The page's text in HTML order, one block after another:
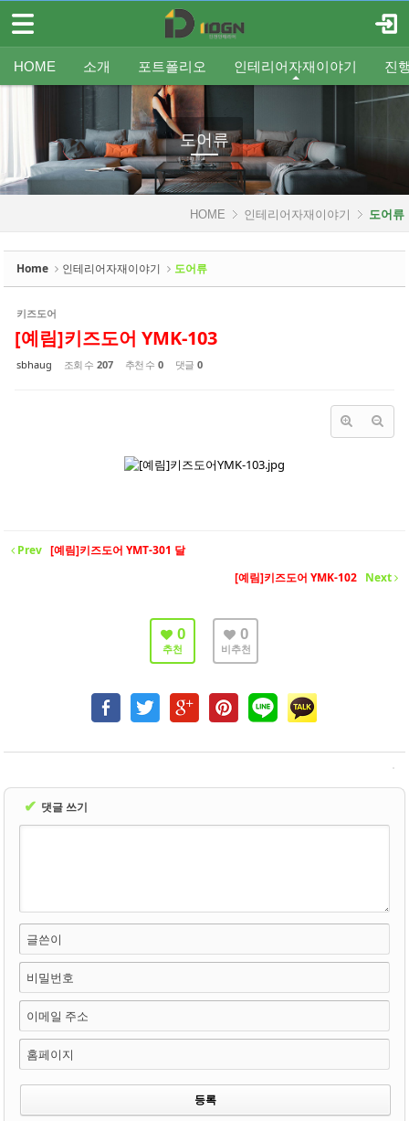
HOME 소개 포트폴리오 인테리어자재이야기 진
조직도 오시는 길
평형별샷시 기타공사
욕실 타일 바닥재 벽지
무료출장견적 인테리어셀프자동견적
Q&A FAQ
도어류
HOME 인테리어자재이야기 도어류
Home 인테리어자재이야기 도어류
키즈도어
[예림]키즈도어 YMK-103
sbhaug 조회 수 207 추천 수 0 댓글 0
Prev [예림]키즈도어 YMT-301 달
[예림]키즈도어 YMK-102
Next
0
추천
0
비추천
✔ 댓글 쓰기
글쓴이
비밀번호
이메일 주소
홈페이지
로그인
HOME
포트폴리오
인테리어자재이야기
- 중문/파티션
- 욕실
- 타일
협력업체신청
고객센터
Sketchbook5, 스케치북5
Sketchbook5, 스케치북5